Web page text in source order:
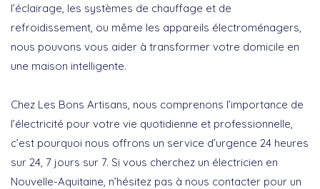
l’éclairage, les systèmes de chauffage et de
refroidissement, ou même les appareils électroménagers,
nous pouvons vous aider à transformer votre domicile en
une maison intelligente.
Chez Les Bons Artisans, nous comprenons l’importance de
l’électricité pour votre vie quotidienne et professionnelle,
c’est pourquoi nous offrons un service d’urgence 24 heures
sur 24, 7 jours sur 7. Si vous cherchez un électricien en
Nouvelle-Aquitaine, n’hésitez pas à nous contacter pour un